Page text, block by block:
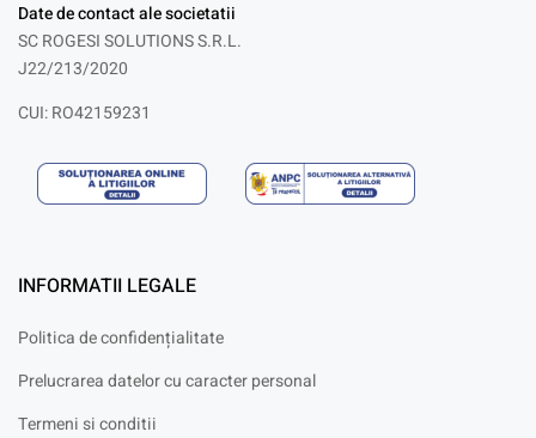
Date de contact ale societatii
SC ROGESI SOLUTIONS S.R.L.
J22/213/2020
CUI: RO42159231
INFORMATII LEGALE
Politica de confidențialitate
Prelucrarea datelor cu caracter personal
Termeni si conditii